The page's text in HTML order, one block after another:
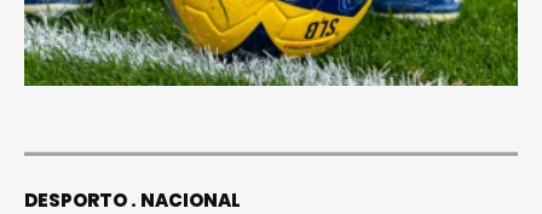
DESPORTO NACIONAL